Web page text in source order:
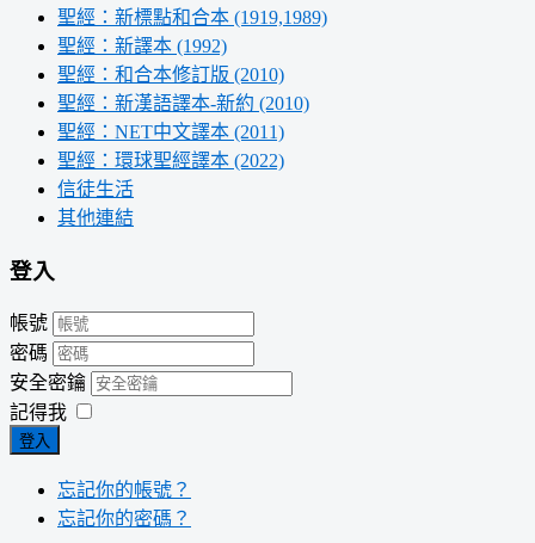
聖經：新標點和合本 (1919,1989)
聖經：新譯本 (1992)
聖經：和合本修訂版 (2010)
聖經：新漢語譯本-新約 (2010)
聖經：NET中文譯本 (2011)
聖經：環球聖經譯本 (2022)
信徒生活
其他連結
登入
帳號
密碼
安全密鑰
記得我
登入
忘記你的帳號？
忘記你的密碼？